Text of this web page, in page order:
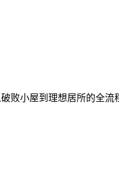
败小屋到理想居所的全